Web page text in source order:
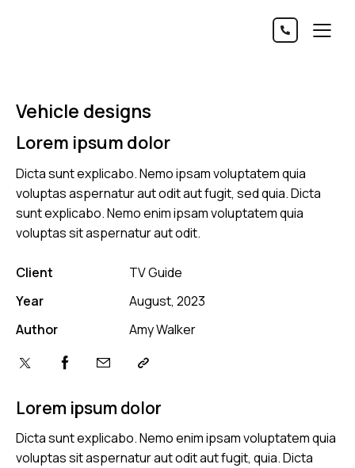
Vehicle designs
Lorem ipsum dolor
Dicta sunt explicabo. Nemo ipsam voluptatem quia
voluptas aspernatur aut odit aut fugit, sed quia. Dicta
sunt explicabo. Nemo enim ipsam voluptatem quia
voluptas sit aspernatur aut odit.
Client
TV Guide
Year
August, 2023
Author
Amy Walker
Lorem ipsum dolor
Dicta sunt explicabo. Nemo enim ipsam voluptatem quia
voluptas sit aspernatur aut odit aut fugit, quia. Dicta